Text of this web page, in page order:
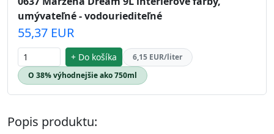
umývateľné - vodouriediteľné
55,37 EUR
+ Do košíka
6,15 EUR/liter
O 38% výhodnejšie ako 750ml
Popis produktu: